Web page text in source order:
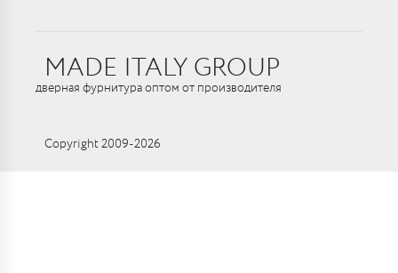
MADE ITALY GROUP
дверная фурнитура оптом от производителя
Copyright 2009-2026